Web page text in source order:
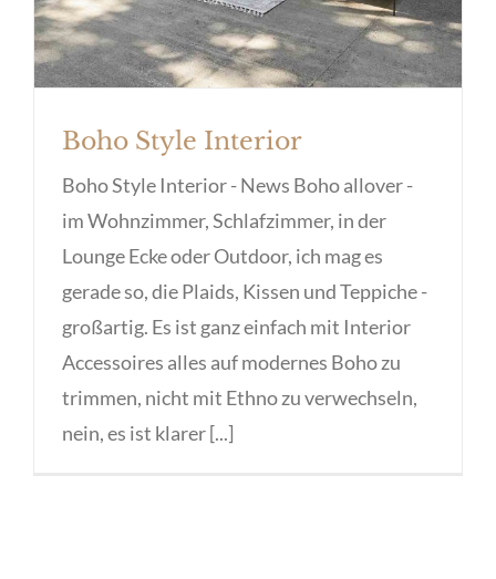
Boho Style Interior
Boho Style Interior - News Boho allover -
im Wohnzimmer, Schlafzimmer, in der
Lounge Ecke oder Outdoor, ich mag es
gerade so, die Plaids, Kissen und Teppiche -
großartig. Es ist ganz einfach mit Interior
Accessoires alles auf modernes Boho zu
trimmen, nicht mit Ethno zu verwechseln,
nein, es ist klarer [...]